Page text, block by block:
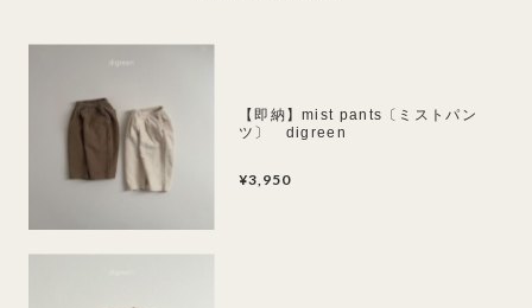
【即納】mist pants〔ミストパン
ツ〕 digreen
¥3,950